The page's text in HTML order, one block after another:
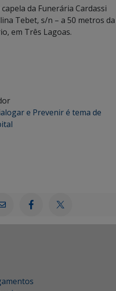
da Funerária Cardassi
Tebet, s/n – a 50 metros da
em Três Lagoas.
e Prevenir é tema de